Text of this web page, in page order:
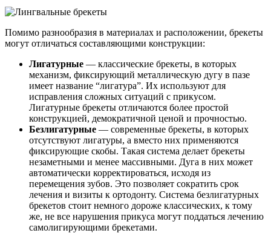
Помимо разнообразия в материалах и расположении, брекеты
могут отличаться составляющими конструкции:
Лигатурные — классические брекеты, в которых
механизм, фиксирующий металлическую дугу в пазе
имеет название “лигатура”. Их используют для
исправления сложных ситуаций с прикусом.
Лигатурные брекеты отличаются более простой
конструкцией, демократичной ценой и прочностью.
Безлигатурные — современные брекеты, в которых
отсутствуют лигатуры, а вместо них применяются
фиксирующие скобы. Такая система делает брекеты
незаметными и менее массивными. Дуга в них может
автоматически корректироваться, исходя из
перемещения зубов. Это позволяет сократить срок
лечения и визиты к ортодонту. Система безлигатурных
брекетов стоит немного дороже классических, к тому
же, не все нарушения прикуса могут поддаться лечению
самолигирующими брекетами.